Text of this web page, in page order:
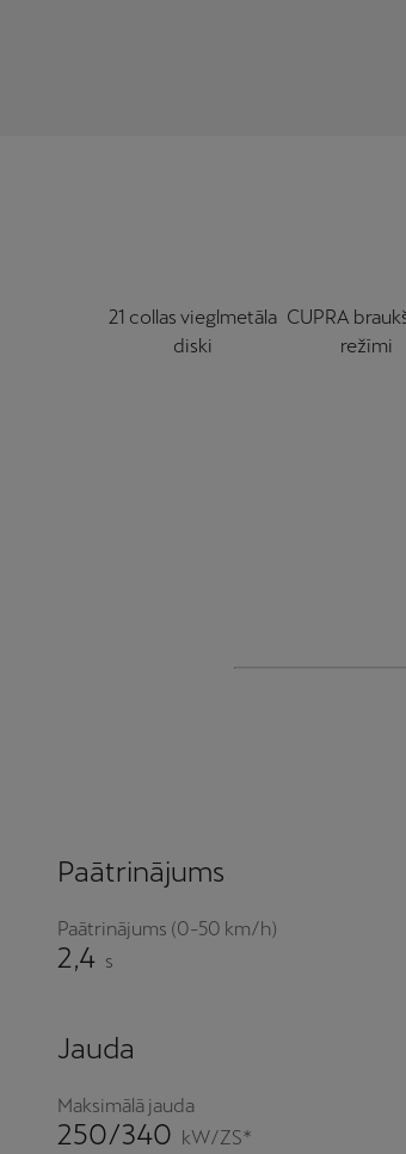
21 collas vieglmetāla
diski
CUPRA
režīmi
Paātrinājums
Paātrinājums (0-50 km/h)
2,4 s
Jauda
Maksimālā jauda
250/340 kW/ZS*